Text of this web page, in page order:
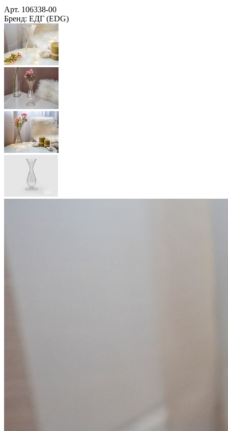
Арт. 106338-00
Бренд: ЕДГ (EDG)